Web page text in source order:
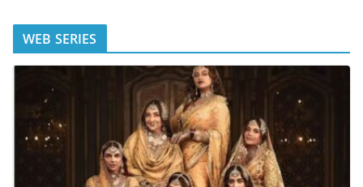
WEB SERIES